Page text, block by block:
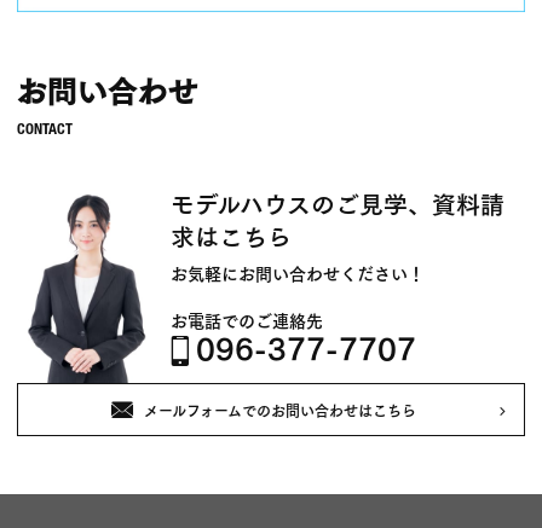
お問い合わせ
モデルハウスのご見学、資料請
求はこちら
お気軽にお問い合わせください！
お電話でのご連絡先
096-377-7707
メールフォームでのお問い合わせはこちら